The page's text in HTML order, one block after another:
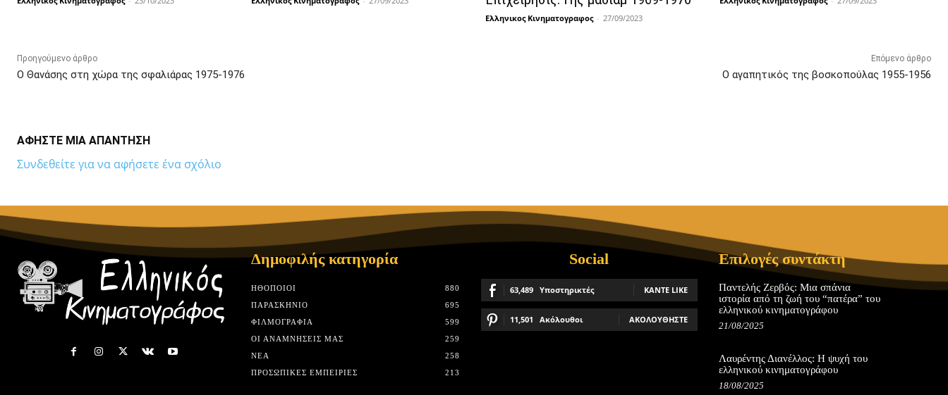
Ελληνικος Κινηματογραφος - 27/09/2023
Προηγούμενο άρθρο
Ο Θανάσης στη χώρα της σφαλιάρας 1975-1976
Επόμενο άρθρο
Ο αγαπητικός της βοσκοπούλας 1955-1956
ΑΦΗΣΤΕ ΜΙΑ ΑΠΑΝΤΗΣΗ
Συνδεθείτε για να αφήσετε ένα σχόλιο
Δημοφιλής κατηγορία
HΘΟΠΟΙΟΊ
880
ΠΑΡΑΣΚΉΝΙΟ
695
ΦΙΛΜΟΓΡΑΦΊΑ
599
ΟΙ ΑΝΑΜΝΉΣΕΙΣ ΜΑΣ
259
ΝΈΑ
258
ΠΡΟΣΩΠΙΚΈΣ ΕΜΠΕΙΡΊΕΣ
213
Social
63,489 Υποστηρικτές ΚΆΝΤΕ LIKE
11,501 Ακόλουθοι ΑΚΟΛΟΥΘΉΣΤΕ
Επιλογές συντάκτη
Παντελής Ζερβός: Μια σπάνια
ιστορία από τη ζωή του “πατέρα” του
ελληνικού κινηματογράφου
21/08/2025
Λαυρέντης Διανέλλος: Η ψυχή του
ελληνικού κινηματογράφου
18/08/2025